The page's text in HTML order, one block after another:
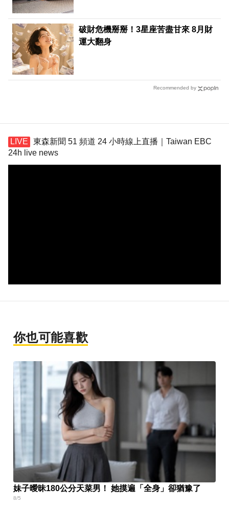
破財危機掰掰！3星座苦盡甘來 8月財
運大翻身
Recommended by
東森新聞 51 頻道 24 小時線上直播｜Taiwan EBC
24h live news
你也可能喜歡
妹子曖昧180公分天菜男！ 她摸遍「全身」卻猶豫了
8/5